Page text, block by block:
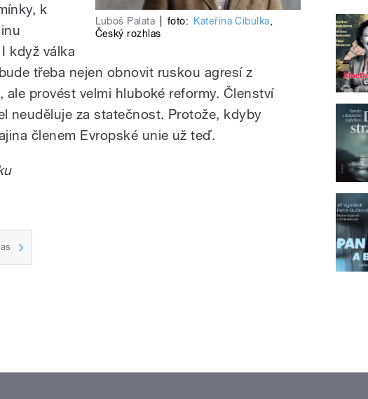
Luboš Palata foto: Kateřina Cibulka,
Český rozhlas
k
když válka
třeba nejen obnovit ruskou agresí z
ale provést velmi hluboké reformy. Členství
neuděluje za statečnost. Protože, kdyby
členem Evropské unie už teď.